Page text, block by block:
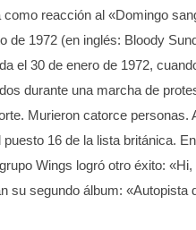
reacción al «Domingo
de 1972 (en inglés: Bloody
el 30 de enero de 1972,
durante una marcha de
Murieron catorce personas.
16 de la lista británica.
Wings logró otro éxito:
su segundo álbum: «Autopista